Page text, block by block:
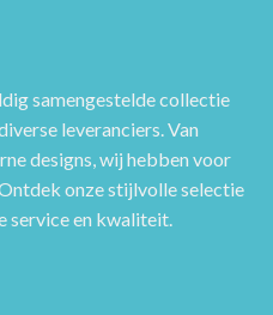
samengestelde collectie
leveranciers. Van
designs, wij hebben voor
onze stijlvolle selectie
service en kwaliteit.